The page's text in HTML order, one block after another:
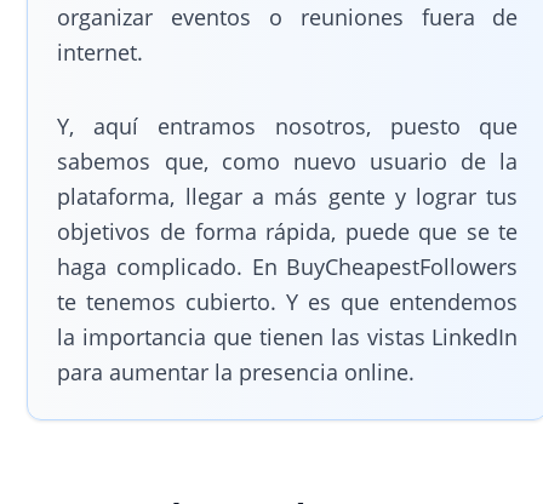
organizar eventos o reuniones fuera de
internet.
Y, aquí entramos nosotros, puesto que
sabemos que, como nuevo usuario de la
plataforma, llegar a más gente y lograr tus
objetivos de forma rápida, puede que se te
haga complicado. En BuyCheapestFollowers
te tenemos cubierto. Y es que entendemos
la importancia que tienen las vistas LinkedIn
para aumentar la presencia online.